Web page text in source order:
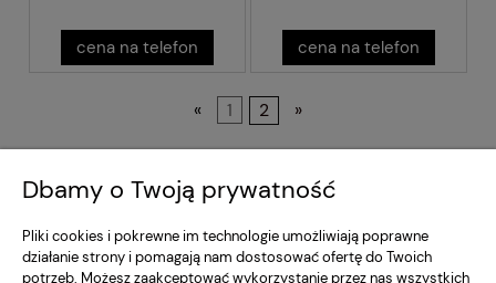
cena na telefon cena na telefon
« 1 2 »
Dostawa i Płatność
Dbamy o Twoją prywatność
Pliki cookies i pokrewne im technologie umożliwiają poprawne
działanie strony i pomagają nam dostosować ofertę do Twoich
potrzeb. Możesz zaakceptować wykorzystanie przez nas wszystkich